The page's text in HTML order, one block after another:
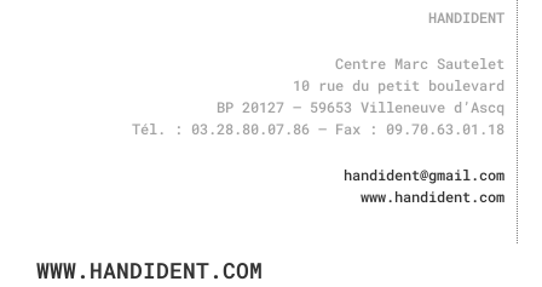
HANDIDENT
Centre Marc Sautelet
10 rue du petit boulevard
BP 20127 – 59653 Villeneuve d’Ascq
Tél. : 03.28.80.07.86 – Fax : 09.70.63.01.18
handident@gmail.com
www.handident.com
WWW.HANDIDENT.COM